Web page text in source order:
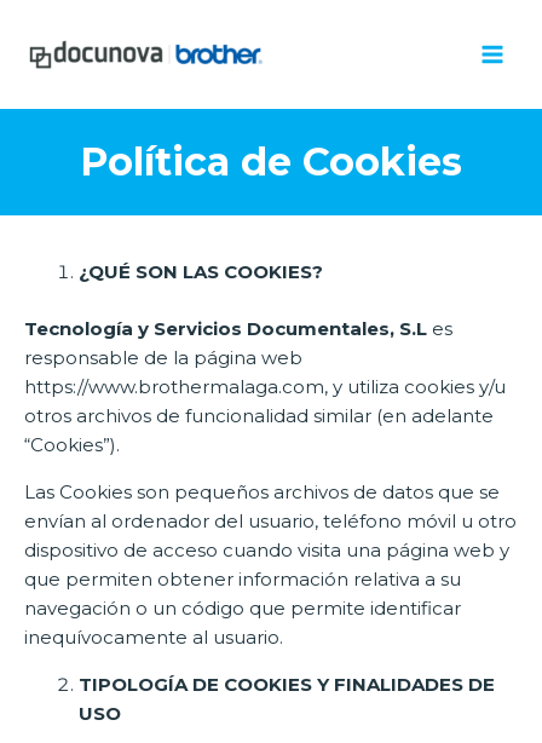
contenido
Política de Cookies
¿QUÉ SON LAS COOKIES?
Tecnología y Servicios Documentales, S.L es
responsable de la página web
https://www.brothermalaga.com, y utiliza cookies y/u
otros archivos de funcionalidad similar (en adelante
“Cookies”).
Las Cookies son pequeños archivos de datos que se
envían al ordenador del usuario, teléfono móvil u otro
dispositivo de acceso cuando visita una página web y
que permiten obtener información relativa a su
navegación o un código que permite identificar
inequívocamente al usuario.
TIPOLOGÍA DE COOKIES Y FINALIDADES DE
USO